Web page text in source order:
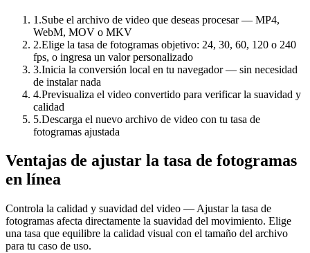
1 .Sube el archivo de video que deseas procesar — MP4,
WebM, MOV o MKV
2.Elige la tasa de fotogramas objetivo: 24, 30, 60, 120 o 240
fps, o ingresa un valor personalizado
3.Inicia la conversión local en tu navegador — sin necesidad
de instalar nada
4.Previsualiza el video convertido para verificar la suavidad y
calidad
5.Descarga el nuevo archivo de video con tu tasa de
fotogramas ajustada
Ventajas de ajustar la tasa de fotogramas
en línea
Controla la calidad y suavidad del video — Ajustar la tasa de
fotogramas afecta directamente la suavidad del movimiento. Elige
una tasa que equilibre la calidad visual con el tamaño del archivo
para tu caso de uso.